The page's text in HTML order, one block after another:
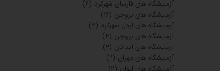
آزمایشگاه های فارسان شهرکرد (۶)
آزمایشگاه های بروجن (۱۶)
آزمایشگاه های اردل شهرکرد (۲)
آزمایشگاه های بروجن (۴)
آزمایشگاه های آبدانان (۲)
آزمایشگاه های مهران (۲)
آزمایشگاه های ایوان (۲)